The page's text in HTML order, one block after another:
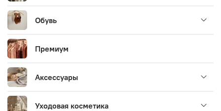
Обувь
Премиум
Аксессуары
Уходовая косметика